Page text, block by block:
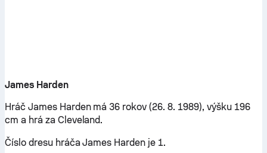
James Harden
Hráč James Harden má 36 rokov (26. 8. 1989), výšku 196
cm a hrá za Cleveland.
Číslo dresu hráča James Harden je 1.